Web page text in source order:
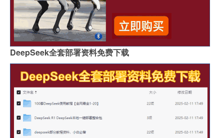
DeepSeek全套部署资料免费下载